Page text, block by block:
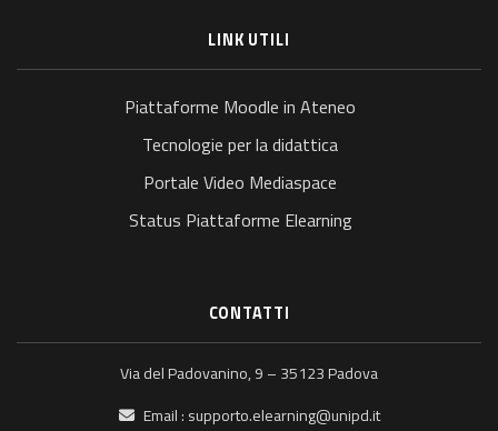
LINK UTILI
Piattaforme Moodle in Ateneo
Tecnologie per la didattica
Portale Video Mediaspace
Status Piattaforme Elearning
CONTATTI
Via del Padovanino, 9 – 35123 Padova
Email : supporto.elearning@unipd.it